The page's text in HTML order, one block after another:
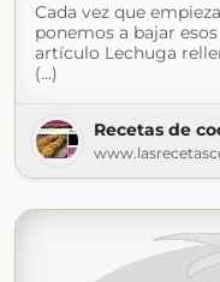
Cada vez que
ponemos a bajar
artículo Lechuga
(...)
Recetas de